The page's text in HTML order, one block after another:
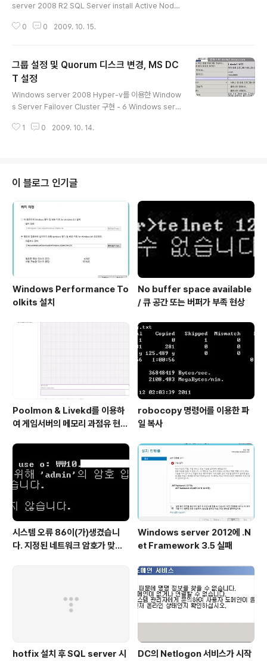
server 2008 R2 SQL Server install Active Node
QL Server failover Cluster Installation 을 선택 합
에서 동의 함 [I accept the license terms] 체크 박스
를 선택 하고 Next 를 선택합니다. Setup Support File
s 화면에서 install을 클릭 합니다. SQL server 2008설
치에 필요한 설치 파일들을 설치 합니다. 설치 후 설..
0 0 2009. 10. 15.
그룹 설정 및 Quorum 디스크 변경, MS DC
T 설정
Windows server 2008 Hyper-v를 이용한 Window
s Server Failover Cluster 구현 - 6 Windows serv
um 디스크 변경, MS DCT 설정 설치 된 클러스터에서 먼
성을 선택 합니다. 3. 클러스터 구성 마법사에서 다음을 선
택합니다. 4. 쿼럼 구성 선택에서 Default로 선택 된 노드
및 디스크 과반(현재 노드 수에 권장됨)을 선택 한 후 다음
을 클릭합니다. 5. 저장 소 감시 구성 화면에서 쿼럼 디스크
로 사..
1 0 2009. 10. 14.
이 블로그 인기글
Windows Performance To
olkits 설치
No buffer space available
/ 큐 공간 또는 버퍼가 부족 현상
Poolmon & Livekd를 이용하
여 게임서버의 메모리 과점유 현상
robocopy 명령어를 이용한 파
일 복사
시스템 오류 86이(가)생겼습니
다. 지정된 네트워크 암호가 맞지
Windows server 2012에 .N
et Framework 3.5 실패
hotfix 설치 후 SQL server 시 DC의 Netlogon 서비스가 시작